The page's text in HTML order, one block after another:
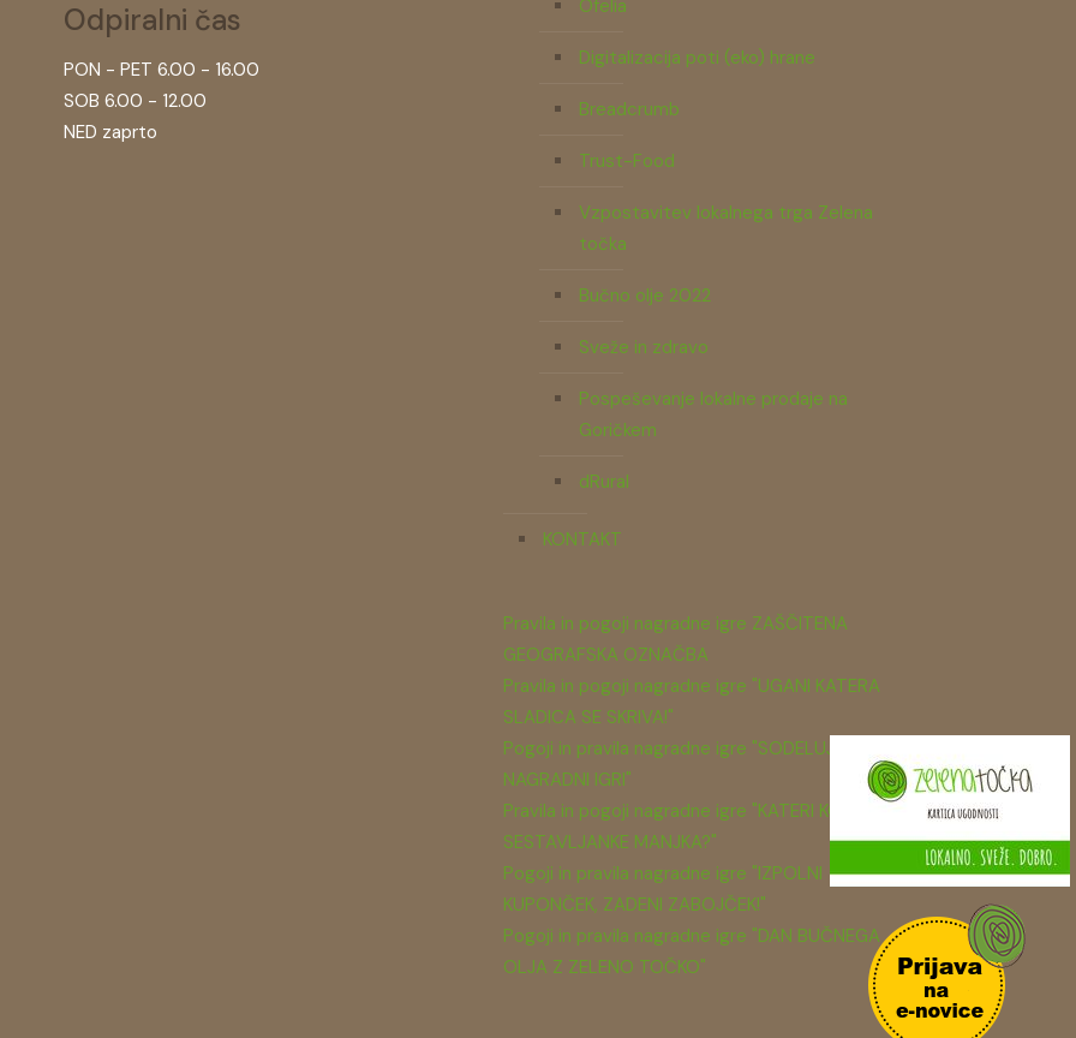
Odpiralni čas
PON - PET 6.00 - 16.00
SOB 6.00 - 12.00
NED zaprto
Ofelia
Digitalizacija poti (eko) hrane
Breadcrumb
Trust-Food
Vzpostavitev lokalnega trga Zelena
točka
Bučno olje 2022
Sveže in zdravo
Pospeševanje lokalne prodaje na
Goričkem
dRural
KONTAKT
Pravila in pogoji nagradne igre ZAŠČITENA
GEOGRAFSKA OZNAČBA
Pravila in pogoji nagradne igre "UGANI KATERA
SLADICA SE SKRIVA!"
Pogoji in pravila nagradne igre "SODELUJ V
NAGRADNI IGRI"
Pravila in pogoji nagradne igre "KATERI KOS
SESTAVLJANKE MANJKA?"
Pogoji in pravila nagradne igre "IZPOLNI
KUPONČEK, ZADENI ZABOJČEK!"
Pogoji in pravila nagradne igre "DAN BUČNEGA
OLJA Z ZELENO TOČKO"